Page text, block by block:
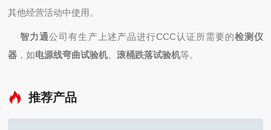
其他经营活动中使用。
智力通公司有生产上述产品进行CCC认证所需要的检测仪
器 ，如电源线弯曲试验机、滚桶跌落试验机等。
推荐产品